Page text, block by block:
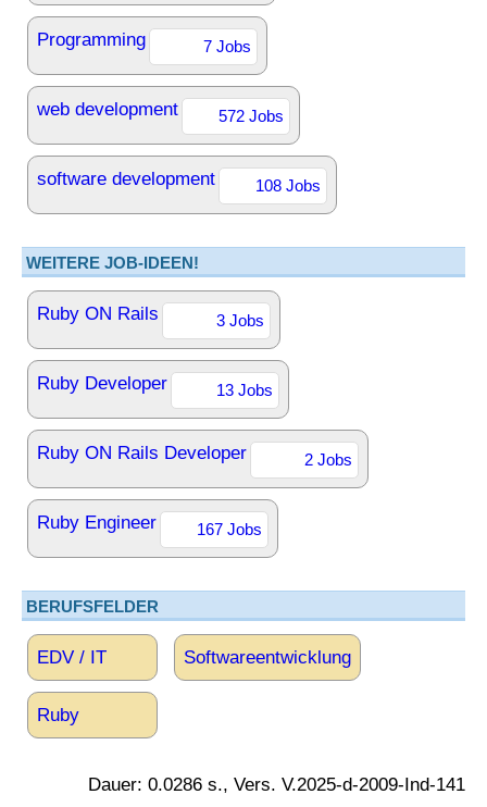
Programming 7 Jobs
web development 572 Jobs
software development 108 Jobs
WEITERE JOB-IDEEN!
Ruby ON Rails 3 Jobs
Ruby Developer 13 Jobs
Ruby ON Rails Developer 2 Jobs
Ruby Engineer 167 Jobs
BERUFSFELDER
EDV / IT Softwareentwicklung
Ruby
Dauer: 0.0286 s., Vers. V.2025-d-2009-Ind-141